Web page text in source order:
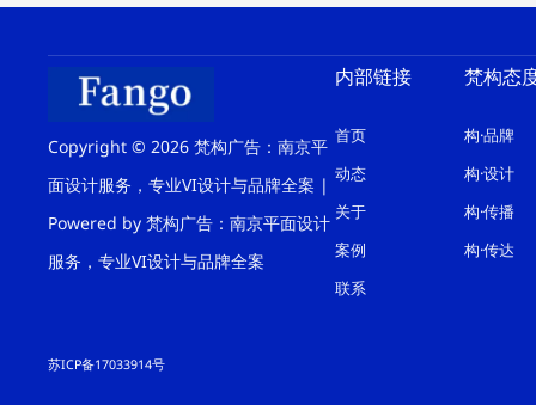
Copyright © 2026 梵构广告：南京平
面设计服务，专业VI设计与品牌全案 |
Powered by 梵构广告：南京平面设计
服务，专业VI设计与品牌全案
苏ICP备17033914号
内部链接
首页
动态
关于
案例
联系
梵构态
构·品牌
构·设计
构·传播
构·传达